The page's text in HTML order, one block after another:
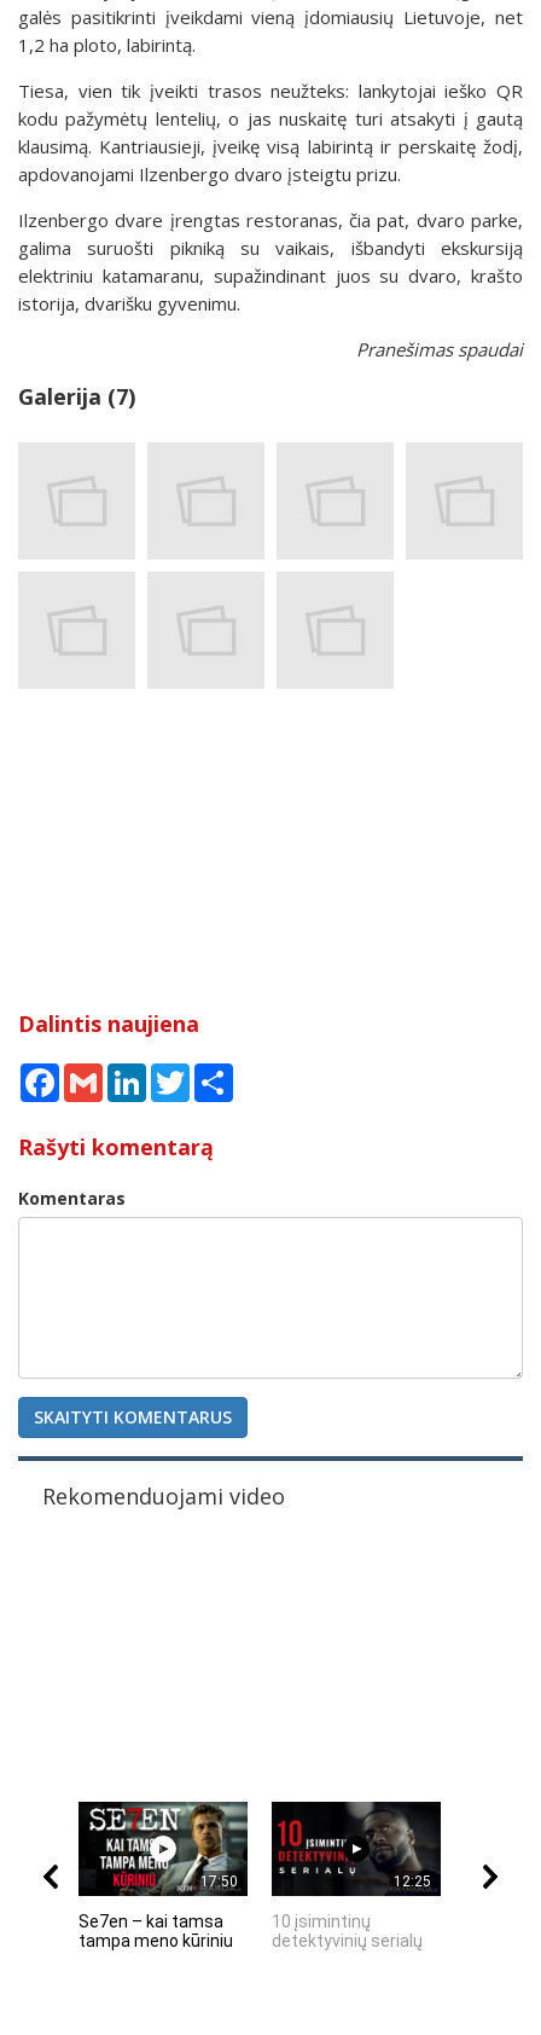
galės pasitikrinti įveikdami vieną įdomiausių Lietuvoje, net
1,2 ha ploto, labirintą.
Tiesa, vien tik įveikti trasos neužteks: lankytojai ieško QR
kodu pažymėtų lentelių, o jas nuskaitę turi atsakyti į gautą
klausimą. Kantriausieji, įveikę visą labirintą ir perskaitę žodį,
apdovanojami Ilzenbergo dvaro įsteigtu prizu.
Ilzenbergo dvare įrengtas restoranas, čia pat, dvaro parke,
galima suruošti pikniką su vaikais, išbandyti ekskursiją
elektriniu katamaranu, supažindinant juos su dvaro, krašto
istorija, dvarišku gyvenimu.
Pranešimas spaudai
Galerija (7)
Dalintis naujiena
Facebook
Gmail LinkedInTwitter
Rašyti komentarą
Komentaras
SKAITYTI KOMENTARUS
Rekomenduojami video
17:50
Se7en – kai tamsa
tampa meno kūriniu
12:25
10 įsimintinų
detektyvinių serialų